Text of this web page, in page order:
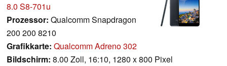
8.0 S8-701u
Prozessor: Qualcomm Snapdragon
200 200 8210
Grafikkarte: Qualcomm Adreno 302
Bildschirm: 8.00 Zoll, 16:10, 1280 x 800 Pixel